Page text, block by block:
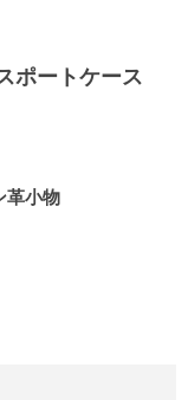
ポートケース
革小物